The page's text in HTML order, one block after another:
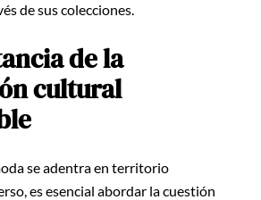
de sus colecciones.
de la
cultural
se adentra en territorio
es esencial abordar la cuestión